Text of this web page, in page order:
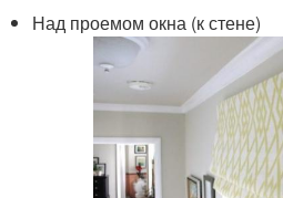
Над проемом окна (к стене)